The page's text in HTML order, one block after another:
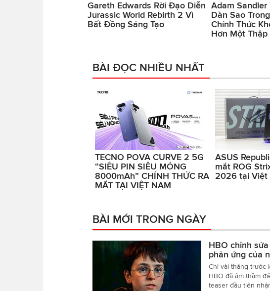
Gareth Edwards Rời Đạo Diễn
Jurassic World Rebirth 2 Vì
Bất Đồng Sáng Tạo
Adam Sandler
Dàn Sao
Chính Thức
Hơn Một Thập
BÀI ĐỌC NHIỀU NHẤT
TECNO POVA CURVE 2 5G
“SIÊU PIN SIÊU MỎNG
8000mAh” CHÍNH THỨC RA
MẮT TẠI VIỆT NAM
ASUS
mắt ROG
2026 tại Việt
BÀI MỚI TRONG NGÀY
HBO chỉnh
phản ứng của
Chỉ vài tháng trước
HBO đã âm thầm
teaser đầu tiên